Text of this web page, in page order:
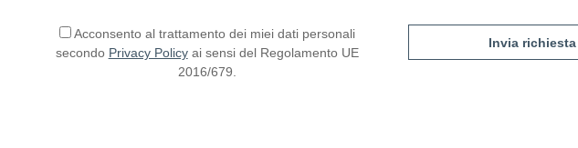
Acconsento al trattamento dei miei dati personali
secondo Privacy Policyai sensi del Regolamento UE
2016/679.